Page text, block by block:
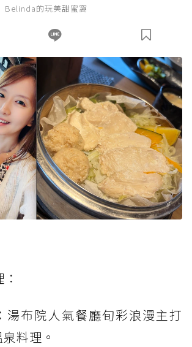
Belinda的玩美甜蜜窩
湯布院人氣餐廳旬彩浪漫主打
料理。